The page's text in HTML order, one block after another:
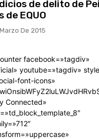
de delito de
de EQUO
De 2015
facebook=»tagdiv»
youtube=»tagdiv»
font-icons»
Connected»